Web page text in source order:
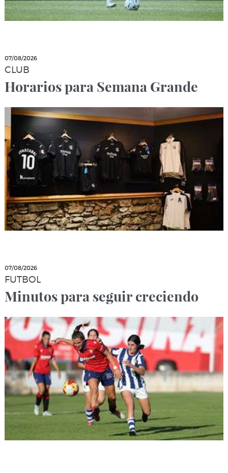
07/08/2026
CLUB
Horarios para Semana Grande
07/08/2026
FUTBOL
Minutos para seguir creciendo